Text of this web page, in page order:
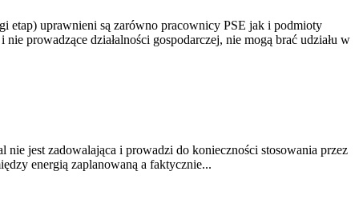
etap) uprawnieni są zarówno pracownicy PSE jak i podmioty
prowadzące działalności gospodarczej, nie mogą brać udziału w
jest zadowalająca i prowadzi do konieczności stosowania przez
energią zaplanowaną a faktycznie...